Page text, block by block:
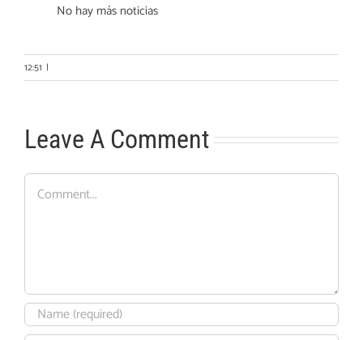
No hay más noticias
12:51 |
Leave A Comment
Comment